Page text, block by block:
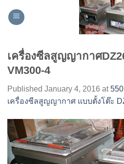
เครื่องซีลสูญญากาศ
VM300-4
Published January 4, 2016 at
เครื่องซีลสูญญากาศ แบบตั้งโต๊ะ